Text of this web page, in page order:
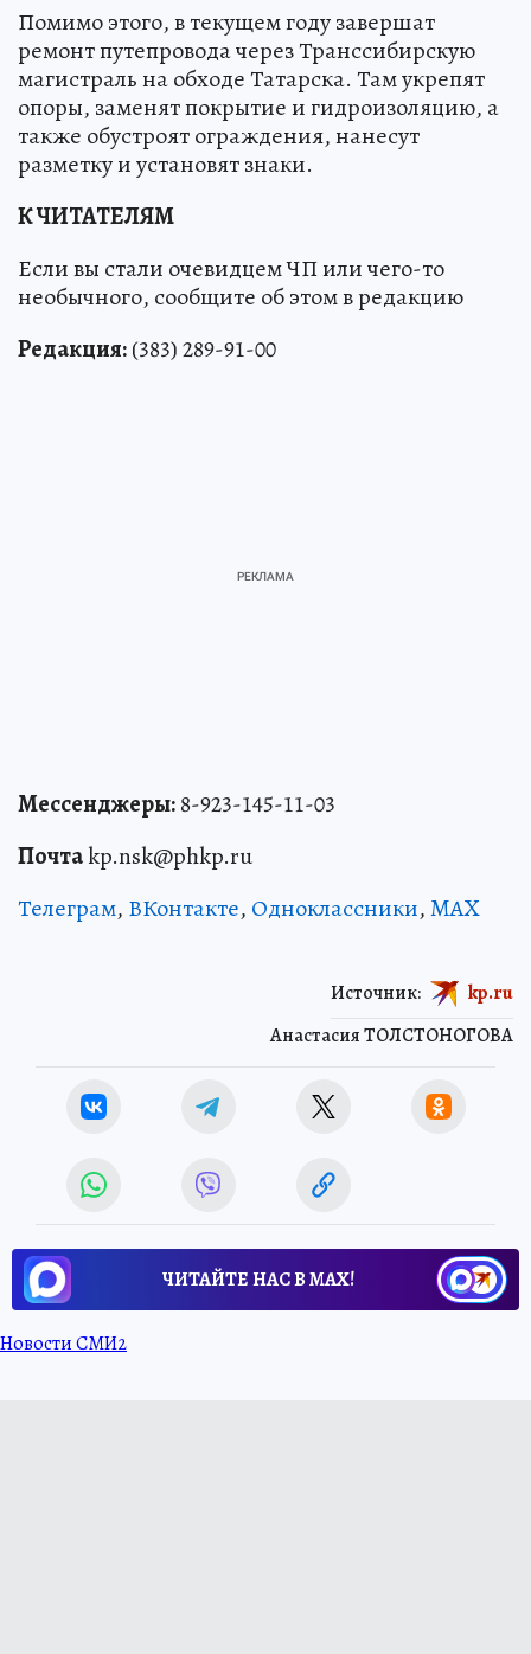
Помимо этого, в текущем году завершат
ремонт путепровода через Транссибирскую
магистраль на обходе Татарска. Там укрепят
опоры, заменят покрытие и гидроизоляцию, а
также обустроят ограждения, нанесут
разметку и установят знаки.
К ЧИТАТЕЛЯМ
Если вы стали очевидцем ЧП или чего-то
необычного, сообщите об этом в редакцию
Редакция:(383) 289-91-00
Мессенджеры:8-923-145-11-03
Почтаkp.nsk@phkp.ru
Телеграм, ВКонтакте, Одноклассники,MAX
Анастасия ТОЛСТОНОГОВА
Источник: kp.ru
ЧИТАЙТЕ НАС В МАХ!
Новости СМИ2